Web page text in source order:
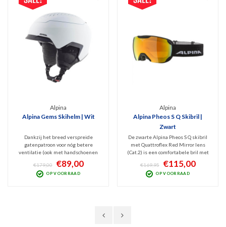
Alpina
Alpina Gems Skihelm | Wit
Dankzij het breed verspreide
gatenpatroon voor nóg betere
ventilatie (ook met handschoenen
aan bedienbaar), ziet deze mat witte
Alpina Gems skihelm er opvallend
uit. Deze Freeride hybride helm
€179,00 €89,00
OP VOORRAAD
Alpina
Alpina Pheos S Q Skibril |
Zwart
De zwarte Alpina Pheos S Q skibril
met Quattroflex Red Mirror lens
(Cat.2) is een comfortabele bril met
Polariserend filter tegen
schitteringen. De sterke spiegellens
beschermt 100% tegen UV en
€169,95 €115,00
OP VOORRAAD